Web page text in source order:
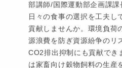
部講師/国際運動部企画課課
日々の食事の選択を工夫し
貢献しませんか。環境負荷
源浪費を防ぎ資源紛争のリ
CO2排出抑制にも貢献でき
は家畜向け穀物飼料の生産